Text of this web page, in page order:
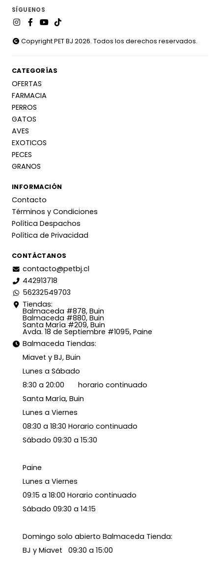
SÍGUENOS
Copyright PET BJ 2026. Todos los derechos reservados.
CATEGORÍAS
OFERTAS
FARMACIA
PERROS
GATOS
AVES
EXOTICOS
PECES
GRANOS
INFORMACIÓN
Contacto
Términos y Condiciones
Política Despachos
Política de Privacidad
CONTÁCTANOS
contacto@petbj.cl
442913718
56232549703
Tiendas:
Balmaceda #878, Buin
Balmaceda #880, Buin
Santa María #209, Buin
Avda. 18 de Septiembre #1095, Paine
Balmaceda Tiendas:
Miavet y BJ, Buin
Lunes a Sábado
8:30 a 20:00 horario continuado
Santa María, Buin
Lunes a Viernes
08:30 a 18:30 Horario continuado
Sábado 09:30 a 15:30
Paine
Lunes a Viernes
09:15 a 18:00 Horario continuado
Sábado 09:30 a 14:15
Domingo solo abierto Balmaceda Tienda:
BJ y Miavet 09:30 a 15:00